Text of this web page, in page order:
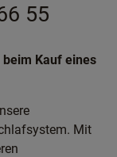
55
Kauf eines
Mit